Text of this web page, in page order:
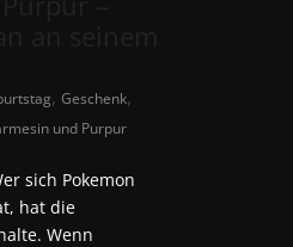
,Geschenk,
und Purpur
sich Pokemon
hat die
Wenn